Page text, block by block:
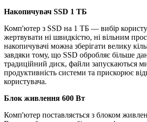
Накопичувач SSD 1 ТБ
Комп'ютер з SSD на 1 ТБ — вибір
жертвувати ні швидкістю, ні вільним
накопичувачі можна зберігати велику
завдяки тому, що SSD обробляє більше
традиційний диск, файли запускаються
продуктивність системи та прискорює
користувача.
Блок живлення 600 Вт
Комп'ютер поставляється з блоком